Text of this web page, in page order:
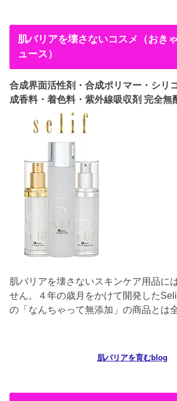
肌バリアを壊さないコスメ（おき
ュース）
合成界面活性剤・合成ポリマー・シリ
成香料・着色料・紫外線吸収剤 完全無
肌バリアを壊さないスキンケア用品に
せん。４年の歳月をかけて開発した
の「なんちゃって無添加」の商品とは
肌バリアを育むblog